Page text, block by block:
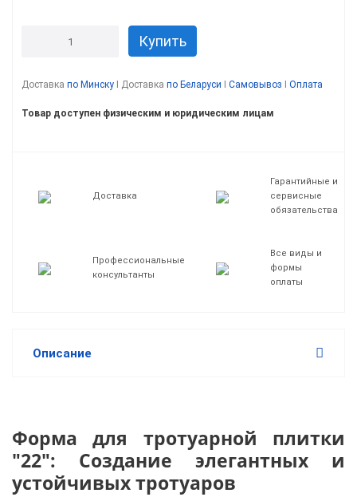
Купить
Доставка по Минску I Доставка по Беларуси Самовывоз Оплата
Товар доступен физическим и юридическим лицам
Доставка
Гарантийные и
сервисные
обязательства
Профессиональные
консультанты
Все виды и
формы
оплаты
Описание
Форма для тротуарной плитки
"22": Создание элегантных и
устойчивых тротуаров